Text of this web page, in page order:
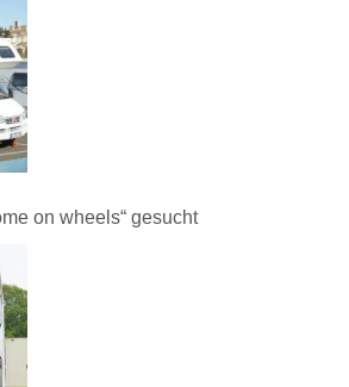
on wheels“ gesucht